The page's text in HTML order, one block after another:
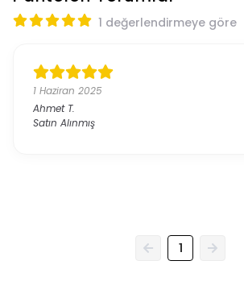
1 değerlendirmeye göre
1 Haziran 2025
Ahmet T.
Satın Alınmış
1